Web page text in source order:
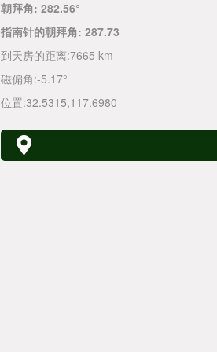
朝拜角: 282.56°
指南针的朝拜角: 287.73
到天房的距离:7665 km
磁偏角:-5.17°
位置:32.5315,117.6980